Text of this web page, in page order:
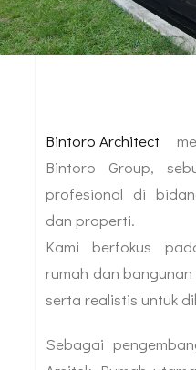
Bintoro Architect
Bintoro Group,
profesional di
dan properti.
Kami berfokus
rumah dan
serta realistis untuk
Sebagai